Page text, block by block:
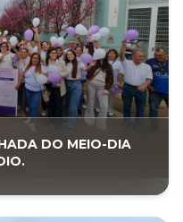
DO MEIO-DIA